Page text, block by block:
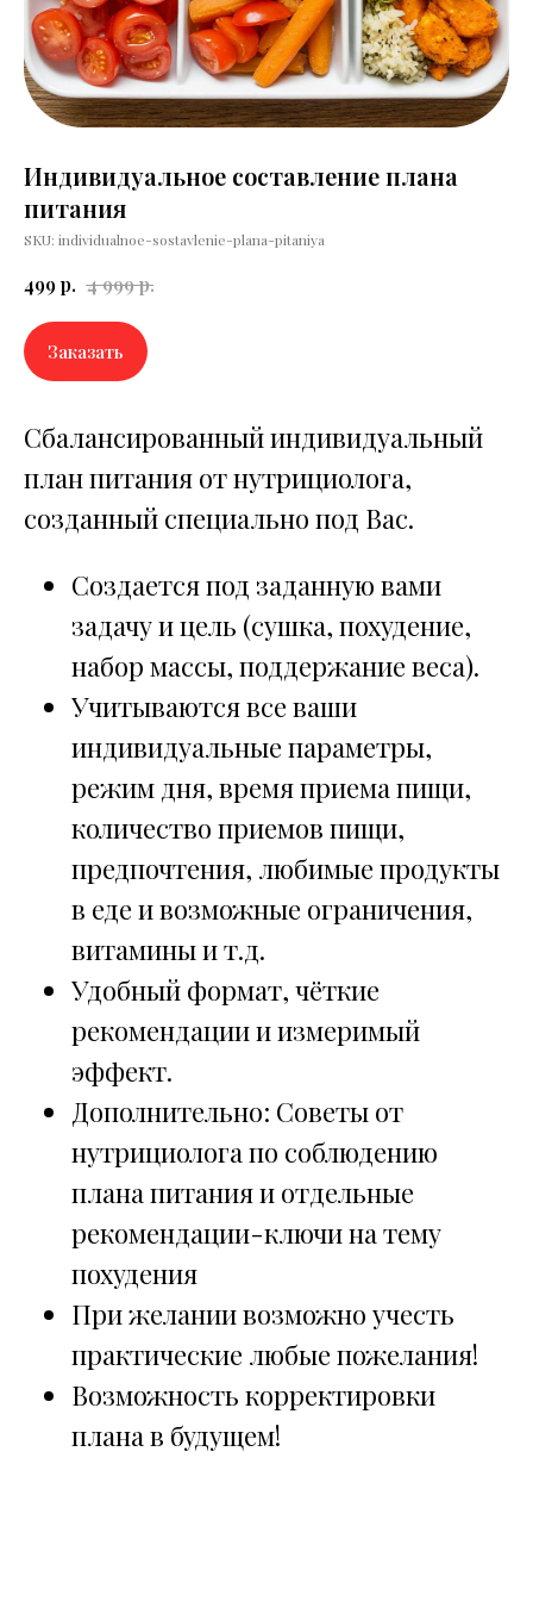
Индивидуальное составление плана
питания
SKU: individualnoe-sostavlenie-plana-pitaniya
499р. 4 999р.
Заказать
Сбалансированный индивидуальный
план питания от нутрициолога,
созданный специально под Вас.
Создается под заданную вами
задачу и цель (сушка, похудение,
набор массы, поддержание веса).
Учитываются все ваши
индивидуальные параметры,
режим дня, время приема пищи,
количество приемов пищи,
предпочтения, любимые продукты
в еде и возможные ограничения,
витамины и т.д.
Удобный формат, чёткие
рекомендации и измеримый
эффект.
Дополнительно: Советы от
нутрициолога по соблюдению
плана питания и отдельные
рекомендации-ключи на тему
похудения
При желании возможно учесть
практические любые пожелания!
Возможность корректировки
плана в будущем!